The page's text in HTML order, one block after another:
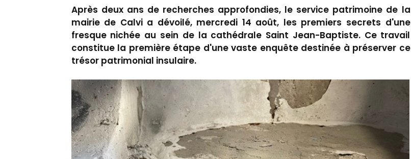
Après deux ans de recherches approfondies, le service patrimoine de la
mairie de Calvi a dévoilé, mercredi 14 août, les premiers secrets d'une
fresque nichée au sein de la cathédrale Saint Jean-Baptiste. Ce travail
constitue la première étape d'une vaste enquête destinée à préserver ce
trésor patrimonial insulaire.